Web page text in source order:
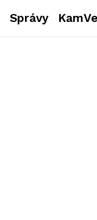
Správy